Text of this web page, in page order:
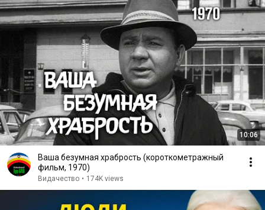
10:06
Ваша безумная храбрость (короткометражный
фильм, 1970)
Видачество • 174K views